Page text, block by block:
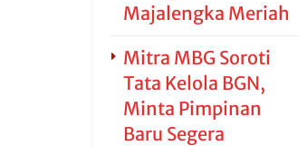
Majalengka Meriah
Mitra MBG Soroti
Tata Kelola BGN,
Minta Pimpinan
Baru Segera